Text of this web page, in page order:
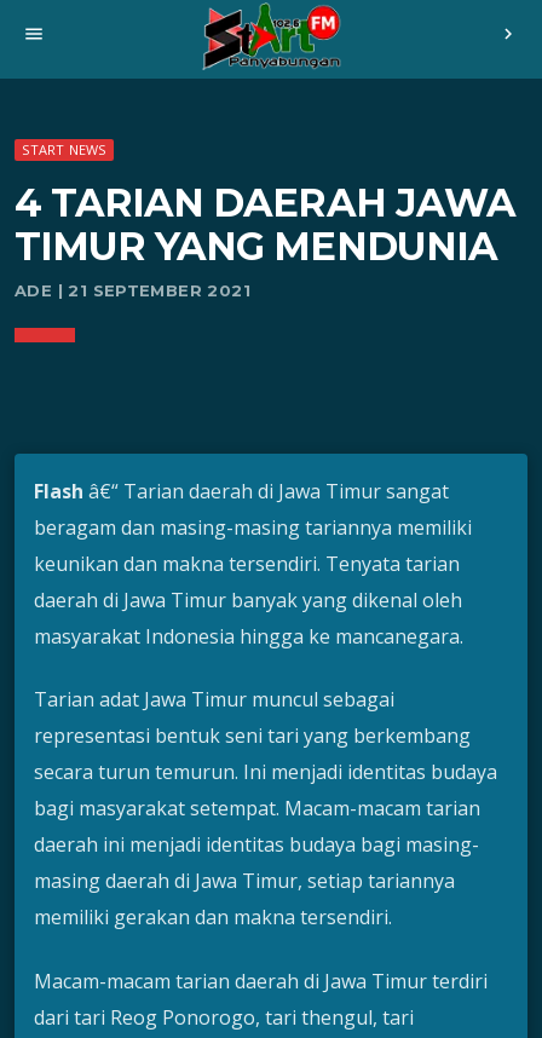
menu chevron_right
START NEWS
4 TARIAN DAERAH JAWA
TIMUR YANG MENDUNIA
ADE | 21 SEPTEMBER 2021
Flash â€“ Tarian daerah di Jawa Timur sangat
beragam dan masing-masing tariannya memiliki
keunikan dan makna tersendiri. Tenyata tarian
daerah di Jawa Timur banyak yang dikenal oleh
masyarakat Indonesia hingga ke mancanegara.
Tarian adat Jawa Timur muncul sebagai
representasi bentuk seni tari yang berkembang
secara turun temurun. Ini menjadi identitas budaya
bagi masyarakat setempat. Macam-macam tarian
daerah ini menjadi identitas budaya bagi masing-
masing daerah di Jawa Timur, setiap tariannya
memiliki gerakan dan makna tersendiri.
Macam-macam tarian daerah di Jawa Timur terdiri
dari tari Reog Ponorogo, tari thengul, tari